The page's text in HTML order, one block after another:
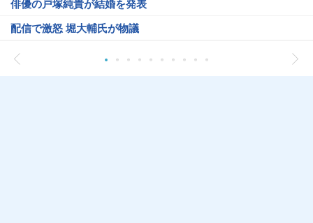
俳優の戸塚純貴が結婚を発表
配信で激怒 堀大輔氏が物議